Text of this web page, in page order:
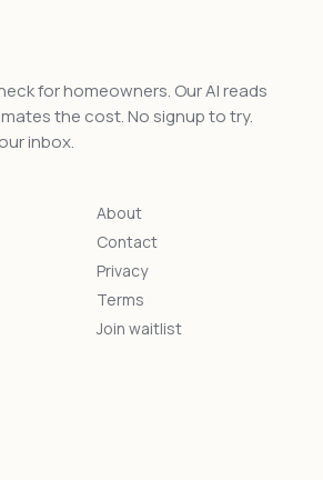
for homeowners. Our AI reads
the cost. No signup to try.
inbox.
About
Contact
Privacy
Terms
Join waitlist